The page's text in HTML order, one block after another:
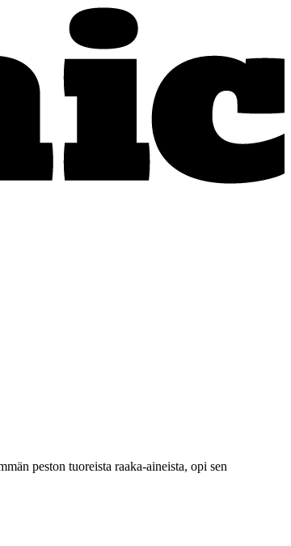
peston tuoreista raaka-aineista, opi sen